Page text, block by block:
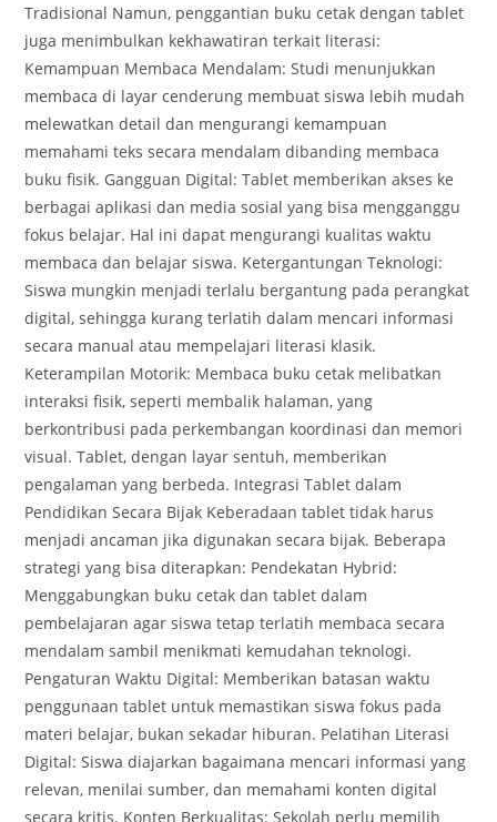
Tradisional Namun, penggantian buku cetak dengan tablet
juga menimbulkan kekhawatiran terkait literasi:
Kemampuan Membaca Mendalam: Studi menunjukkan
membaca di layar cenderung membuat siswa lebih mudah
melewatkan detail dan mengurangi kemampuan
memahami teks secara mendalam dibanding membaca
buku fisik. Gangguan Digital: Tablet memberikan akses ke
berbagai aplikasi dan media sosial yang bisa mengganggu
fokus belajar. Hal ini dapat mengurangi kualitas waktu
membaca dan belajar siswa. Ketergantungan Teknologi:
Siswa mungkin menjadi terlalu bergantung pada perangkat
digital, sehingga kurang terlatih dalam mencari informasi
secara manual atau mempelajari literasi klasik.
Keterampilan Motorik: Membaca buku cetak melibatkan
interaksi fisik, seperti membalik halaman, yang
berkontribusi pada perkembangan koordinasi dan memori
visual. Tablet, dengan layar sentuh, memberikan
pengalaman yang berbeda. Integrasi Tablet dalam
Pendidikan Secara Bijak Keberadaan tablet tidak harus
menjadi ancaman jika digunakan secara bijak. Beberapa
strategi yang bisa diterapkan: Pendekatan Hybrid:
Menggabungkan buku cetak dan tablet dalam
pembelajaran agar siswa tetap terlatih membaca secara
mendalam sambil menikmati kemudahan teknologi.
Pengaturan Waktu Digital: Memberikan batasan waktu
penggunaan tablet untuk memastikan siswa fokus pada
materi belajar, bukan sekadar hiburan. Pelatihan Literasi
Digital: Siswa diajarkan bagaimana mencari informasi yang
relevan, menilai sumber, dan memahami konten digital
secara kritis. Konten Berkualitas: Sekolah perlu memilih